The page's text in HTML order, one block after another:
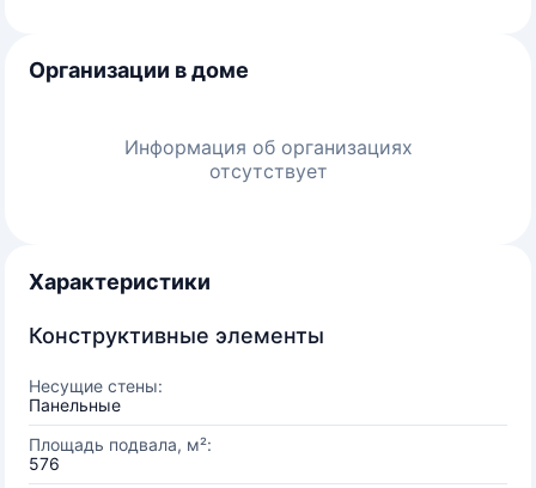
Организации в доме
Информация об организациях
отсутствует
Характеристики
Конструктивные элементы
Несущие стены:
Панельные
Площадь подвала, м²:
576